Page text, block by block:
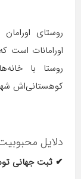
روستای
اورامانات است
روستا با
کوهستانی‌اش
دلایل
✔ ثبت جهانی